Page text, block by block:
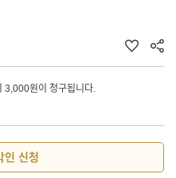
3,000원이 청구됩니다.
인 신청